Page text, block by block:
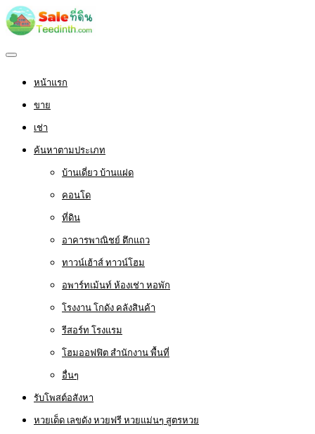
หน้าแรก
ขาย
เช่า
ค้นหาตามประเภท
บ้านเดี่ยว บ้านแฝด
คอนโด
ที่ดิน
อาคารพาณิชย์ ตึกแถว
ทาวน์เฮ้าส์ ทาวน์โฮม
อพาร์ทเม้นท์ ห้องเช่า หอพัก
โรงงาน โกดัง คลังสินค้า
รีสอร์ท โรงแรม
โฮมออฟฟิต สำนักงาน พื้นที่
อื่นๆ
รับโพสต์อสังหา
หวยเด็ด เลขดัง หวยฟรี หวยแม่นๆ สูตรหวย